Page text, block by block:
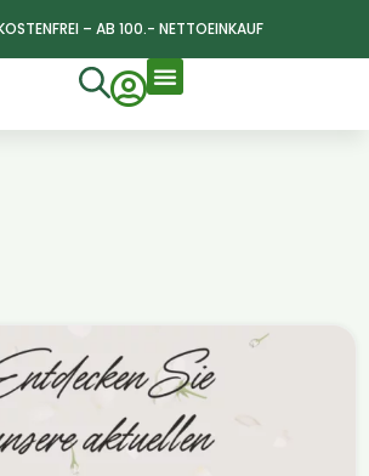
– AB 100.- NETTOEINKAUF